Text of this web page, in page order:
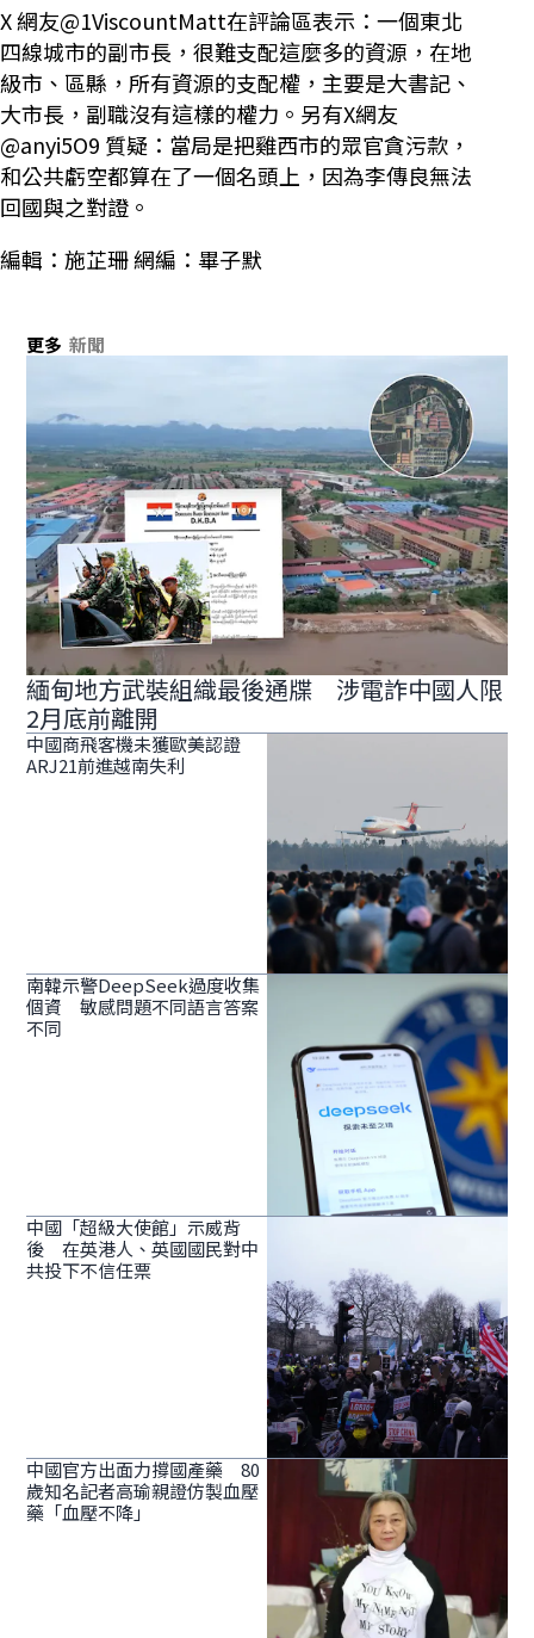
X 網友@1ViscountMatt在評論區表示：一個東北
四線城市的副市長，很難支配這麼多的資源，在地
級市、區縣，所有資源的支配權，主要是大書記、
大市長，副職沒有這樣的權力。另有X網友
@anyi5O9 質疑：當局是把雞西市的眾官貪污款，
和公共虧空都算在了一個名頭上，因為李傳良無法
回國與之對證。
編輯：施芷珊 網編：畢子默
更多 新聞
緬甸地方武裝組織最後通牒 涉電詐中國人限
2月底前離開
中國商飛客機未獲歐美認證
ARJ21前進越南失利
南韓示警DeepSeek過度收集
個資 敏感問題不同語言答案
不同
中國「超級大使館」示威背
後 在英港人、英國國民對中
共投下不信任票
中國官方出面力撐國產藥 80
歲知名記者高瑜親證仿製血壓
藥「血壓不降」